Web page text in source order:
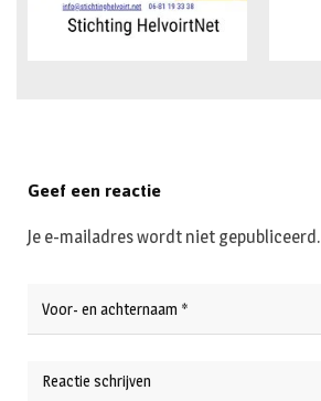
Geef een reactie
Je e-mailadres wordt niet gepubliceerd.